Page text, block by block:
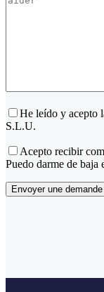
He leído y acepto
S.L.U.
Acepto recibir
Puedo darme de baja